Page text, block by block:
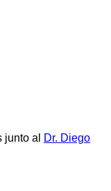
junto al
Dr. Diego